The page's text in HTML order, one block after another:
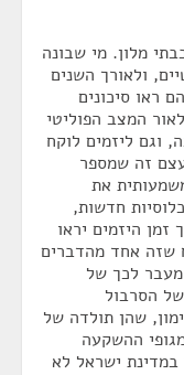
מלון. מי שבונה
ולאורך השנים
ראו סיכונים
המצב הפוליטי
וגם ליזמים לוקח
זה שמספר
את
חדשות,
זמן היזמים יראו
שזה אחד מהדברים
מעבר לכך של
הסרבול
שהן תולדה של
ההשקעה
ישראל לא